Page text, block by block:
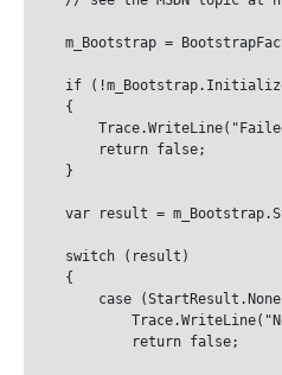
m_Bootstrap =
if
    {
        return false;
    }
var result =
    switch (result)
    {
case
            return false;